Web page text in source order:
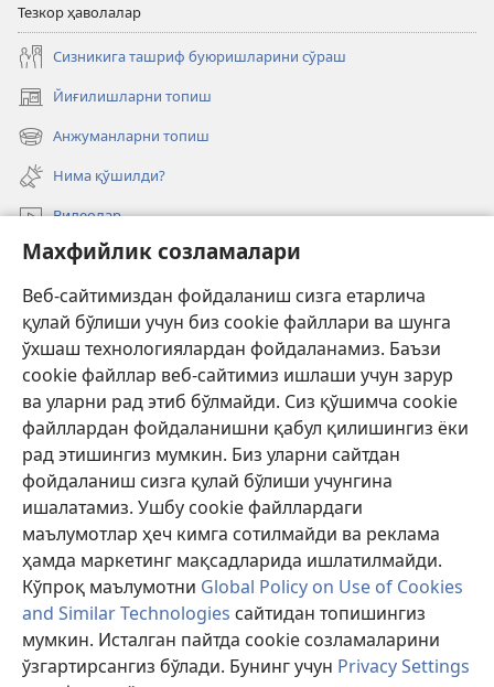
Махфийлик созламалари
Веб-сайтимиздан фойдаланиш сизга етарлича
қулай бўлиши учун биз cookie файллари ва шунга
ўхшаш технологиялардан фойдаланамиз. Баъзи
cookie файллар веб-сайтимиз ишлаши учун зарур
ва уларни рад этиб бўлмайди. Сиз қўшимча cookie
файллардан фойдаланишни қабул қилишингиз ёки
рад этишингиз мумкин. Биз уларни сайтдан
фойдаланиш сизга қулай бўлиши учунгина
ишалатамиз. Ушбу cookie файллардаги
маълумотлар ҳеч кимга сотилмайди ва реклама
ҳамда маркетинг мақсадларида ишлатилмайди.
Кўпроқ маълумотни Global Policy on Use of Cookies
and Similar Technologies сайтидан топишингиз
мумкин. Исталган пайтда cookie созламаларини
ўзгартирсангиз бўлади. Бунинг учун Privacy Settings
Тезкор ҳаволалар
Сизникига ташриф буюришларини сўраш
Йиғилишларни топиш
(янги
ойнада
очилади)
Анжуманларни топиш
(янги
ойнада
очилади)
Нима қўшилди?
Видеолар
Излаш
Давлат амалдорлари учун маълумот
Ёрдам
Хайр-эҳсон
(янги
ойнада
очилади)Қўриқчи минорасининг ОНЛАЙН КУТУБХОНАСИ™
(янги
ойнада
очилади)JW Hub
(янги
ойнада
очилади)«Watchtower Library» кутубхонаси
Copyright© 2026 Watch Tower Bible and Tract Society of Pennsylvania.